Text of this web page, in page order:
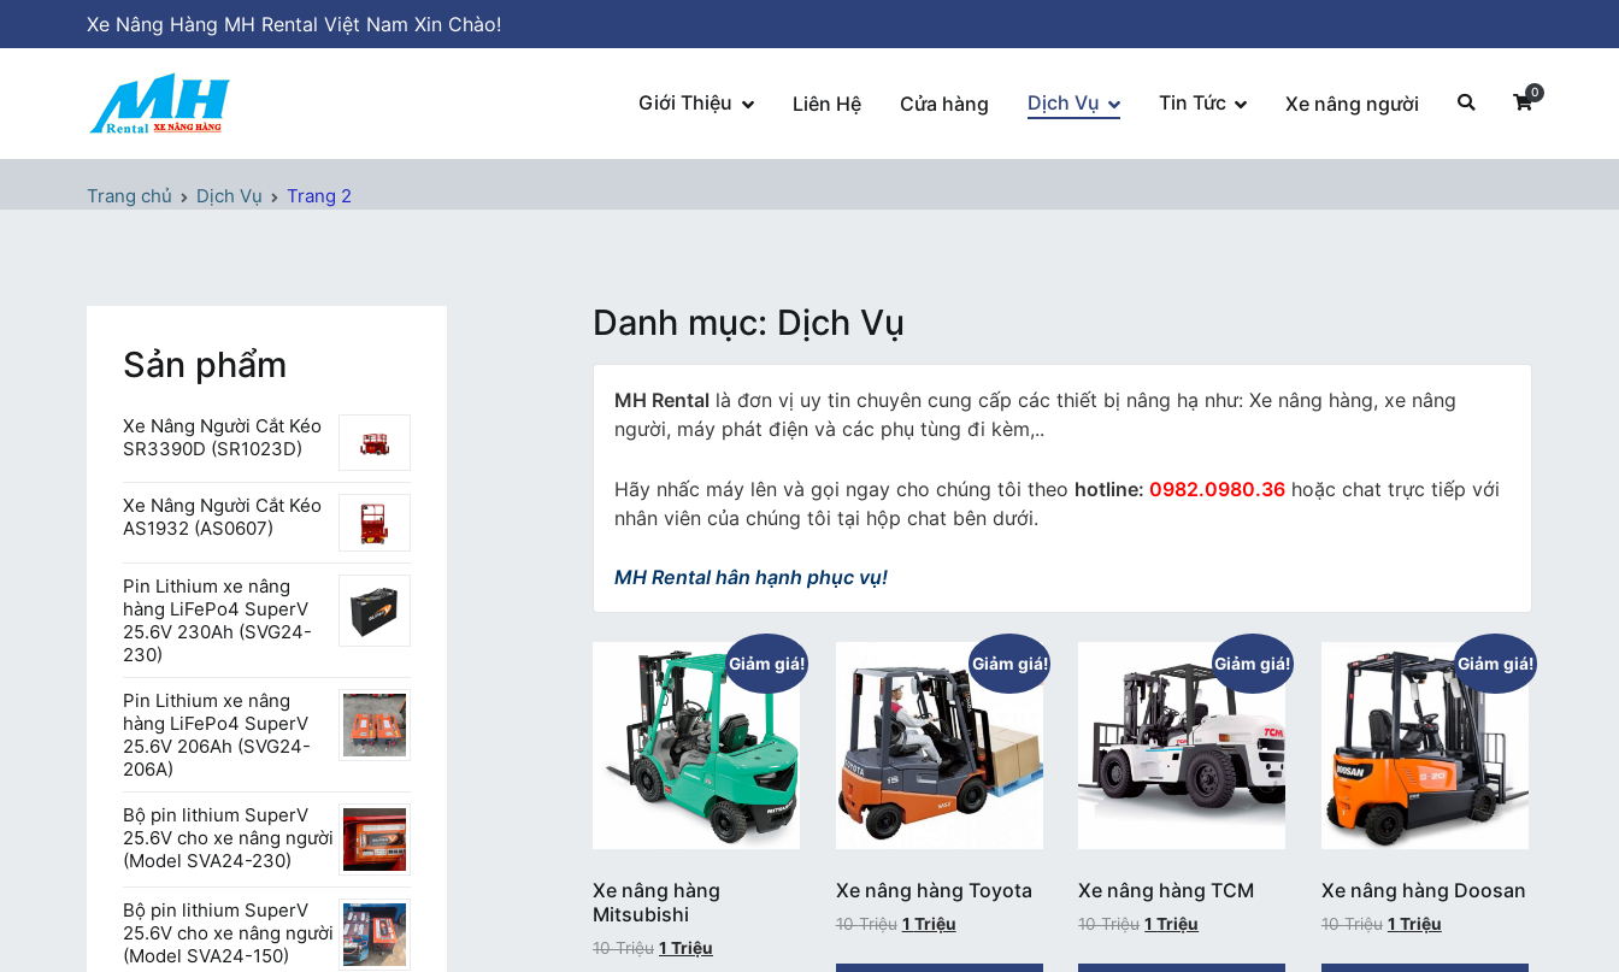
tới
Xe Nâng Hàng MH Rental Việt Nam Xin Chào!
Giới Thiệu Liên Hệ Cửa hàng Dịch Vụ Tin Tức Xe nâng người 0
Trang chủ Dịch Vụ Trang 2
Danh mục: Dịch Vụ
MH Rental là đơn vị uy tin chuyên cung cấp các thiết bị nâng hạ như: Xe nâng hàng, xe nâng
người, máy phát điện và các phụ tùng đi kèm,..
Hãy nhấc máy lên và gọi ngay cho chúng tôi theo hotline: 0982.0980.36 hoặc chat trực tiếp với
nhân viên của chúng tôi tại hộp chat bên dưới.
MH Rental hân hạnh phục vụ!
Giảm giá!
Xe nâng hàng
Mitsubishi
10Triệu 1 Triệu
Giảm giá!
Xe nâng hàng Toyota
10Triệu 1 Triệu
Giảm giá!
Xe nâng hàng TCM
10Triệu 1Triệu
Giảm giá!
Xe nâng hàng Doosan
10Triệu 1 Triệu
Sản phẩm
Xe Nâng Người Cắt Kéo
SR3390D (SR1023D)
Xe Nâng Người Cắt Kéo
AS1932 (AS0607)
Pin Lithium xe nâng
hàng LiFePo4 SuperV
25.6V 230Ah (SVG24-
230)
Pin Lithium xe nâng
hàng LiFePo4 SuperV
25.6V 206Ah (SVG24-
206A)
Bộ pin lithium SuperV
25.6V cho xe nâng người
(Model SVA24-230)
Bộ pin lithium SuperV
25.6V cho xe nâng người
(Model SVA24-150)